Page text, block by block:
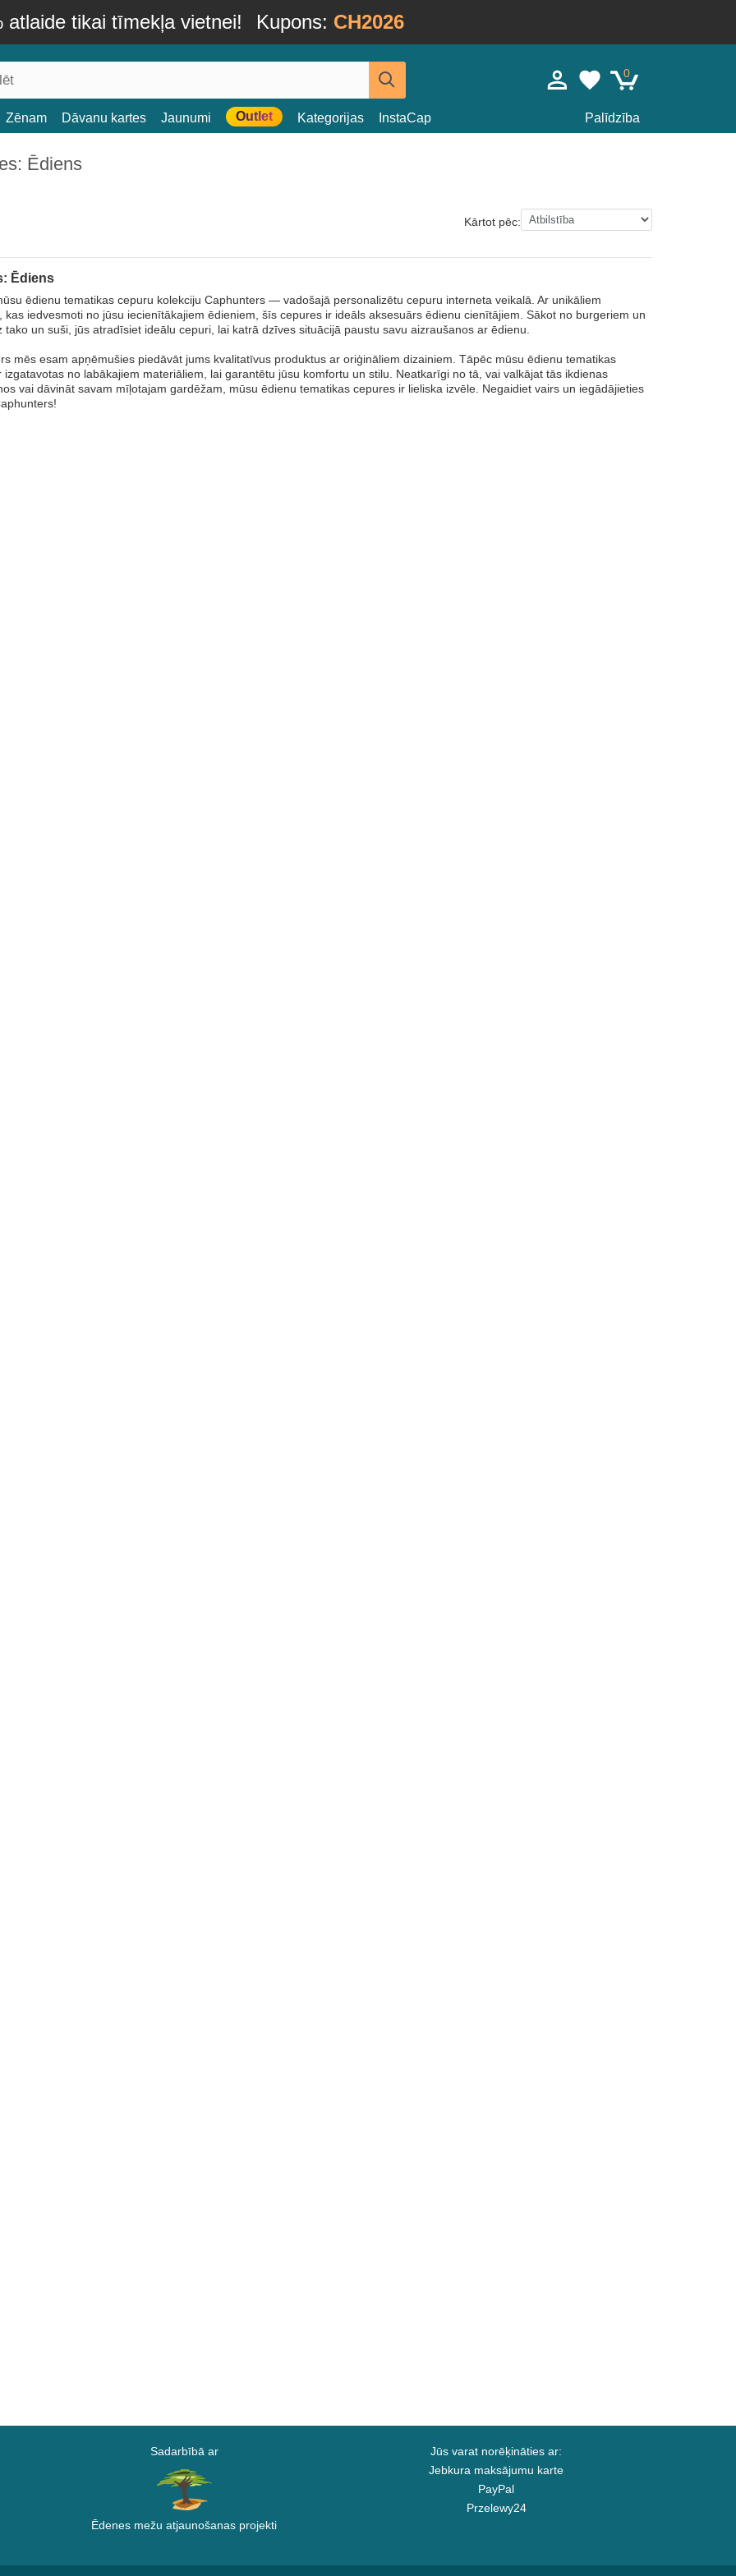
atlaide tikai tīmekļa vietnei! Kupons: CH2026
0
Zēnam Dāvanu kartes Jaunumi Outlet Kategorijas InstaCap Palīdzība
Ēdiens
Kārtot pēc:
Ēdiens
ēdienu tematikas cepuru kolekciju Caphunters — vadošajā personalizētu cepuru interneta veikalā. Ar unikāliem
kas iedvesmoti no jūsu iecienītākajiem ēdieniem, šīs cepures ir ideāls aksesuārs ēdienu cienītājiem. Sākot no burgeriem un
tako un suši, jūs atradīsiet ideālu cepuri, lai katrā dzīves situācijā paustu savu aizraušanos ar ēdienu.
mēs esam apņēmušies piedāvāt jums kvalitatīvus produktus ar oriģināliem dizainiem. Tāpēc mūsu ēdienu tematikas
izgatavotas no labākajiem materiāliem, lai garantētu jūsu komfortu un stilu. Neatkarīgi no tā, vai valkājat tās ikdienas
vai dāvināt savam mīļotajam gardēžam, mūsu ēdienu tematikas cepures ir lieliska izvēle. Negaidiet vairs un iegādājieties
Sadarbībā ar
Ēdenes mežu atjaunošanas projekti
Jūs varat norēķināties ar:
Jebkura maksājumu karte
PayPal
Przelewy24